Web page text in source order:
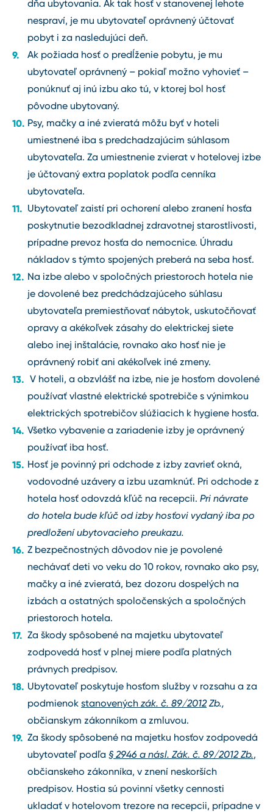
dňa ubytovania. Ak tak hosť v stanovenej lehote
nespraví, je mu ubytovateľ oprávnený účtovať
pobyt i za nasledujúci deň.
Ak požiada hosť o predĺženie pobytu, je mu
ubytovateľ oprávnený – pokiaľ možno vyhovieť –
ponúknuť aj inú izbu ako tú, v ktorej bol hosť
pôvodne ubytovaný.
Psy, mačky a iné zvieratá môžu byť v hoteli
umiestnené iba s predchadzajúcim súhlasom
ubytovateľa. Za umiestnenie zvierat v hotelovej izbe
je účtovaný extra poplatok podľa cenníka
ubytovateľa.
Ubytovateľ zaistí pri ochorení alebo zranení hosťa
poskytnutie bezodkladnej zdravotnej starostlivosti,
prípadne prevoz hosťa do nemocnice. Úhradu
nákladov s týmto spojených preberá na seba hosť.
Na izbe alebo v spoločných priestoroch hotela nie
je dovolené bez predchádzajúceho súhlasu
ubytovateľa premiestňovať nábytok, uskutočňovať
opravy a akékoľvek zásahy do elektrickej siete
alebo inej inštalácie, rovnako ako hosť nie je
oprávnený robiť ani akékoľvek iné zmeny.
V hoteli, a obzvlášť na izbe, nie je hosťom dovolené
používať vlastné elektrické spotrebiče s výnimkou
elektrických spotrebičov slúžiacich k hygiene hosťa.
Všetko vybavenie a zariadenie izby je oprávnený
používať iba hosť.
Hosť je povinný pri odchode z izby zavrieť okná,
vodovodné uzávery a izbu uzamknúť. Pri odchode z
hotela hosť odovzdá kľúč na recepcii. Pri návrate
do hotela bude kľúč od izby hosťovi vydaný iba po
predložení ubytovacieho preukazu.
Z bezpečnostných dôvodov nie je povolené
nechávať deti vo veku do 10 rokov, rovnako ako psy,
mačky a iné zvieratá, bez dozoru dospelých na
izbách a ostatných spoločenských a spoločných
priestoroch hotela.
Za škody spôsobené na majetku ubytovateľ
zodpovedá hosť v plnej miere podľa platných
právnych predpisov.
Ubytovateľ poskytuje hosťom služby v rozsahu a za
podmienok stanovených zák. č. 89/2012Zb.,
občianskym zákonníkom a zmluvou.
Za škody spôsobené na majetku hosťov zodpovedá
ubytovateľ podľa § 2946 a násl. Zák. č. 89/2012 Zb.,
občianskeho zákonníka, v znení neskorších
predpisov. Hostia sú povinní všetky cennosti
ukladať v hotelovom trezore na recepcii, prípadne v